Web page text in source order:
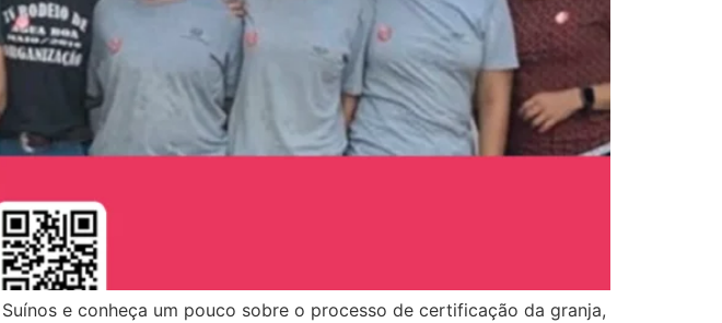
e conheça um pouco sobre o processo de certificação da granja,